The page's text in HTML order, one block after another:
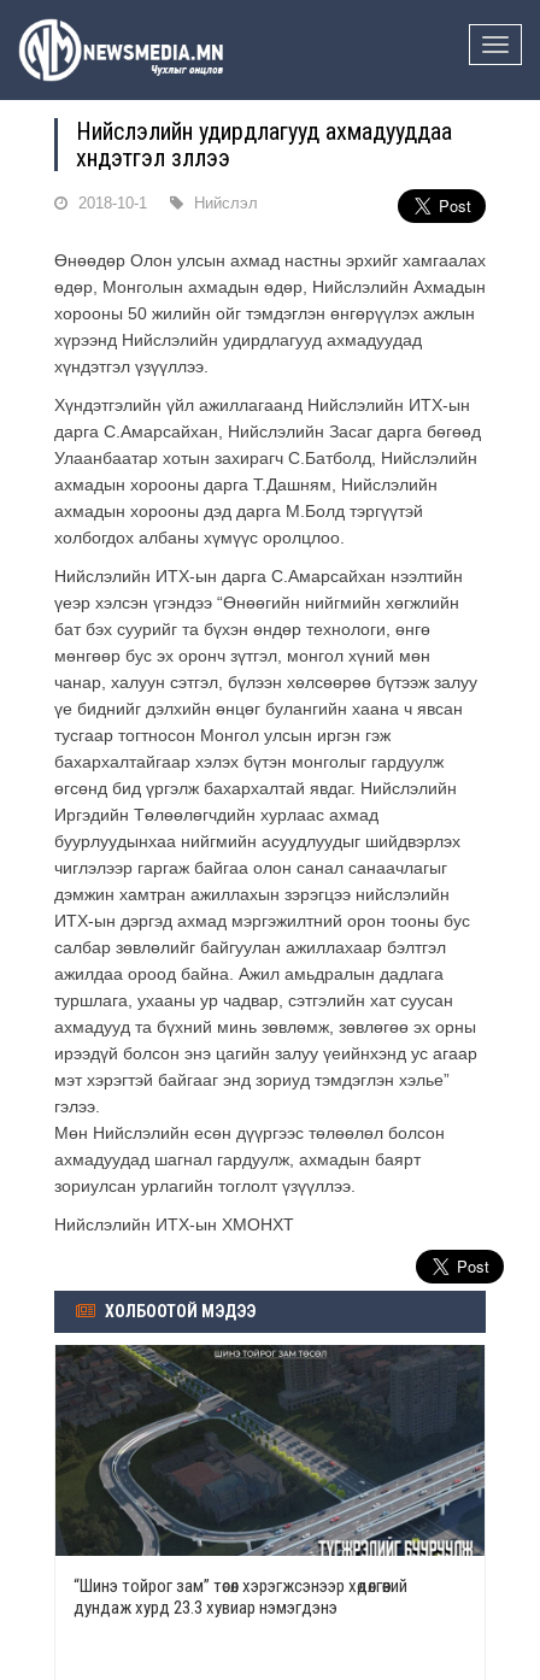
Toggle
Нийслэлийн удирдлагууд ахмадууддаа
хүндэтгэл үзүүллээ
2018-10-1 Нийслэл
Өнөөдөр Олон улсын ахмад настны эрхийг хамгаалах
өдөр, Монголын ахмадын өдөр, Нийслэлийн Ахмадын
хорооны 50 жилийн ойг тэмдэглэн өнгөрүүлэх ажлын
хүрээнд Нийслэлийн удирдлагууд ахмадуудад
хүндэтгэл үзүүллээ.
Хүндэтгэлийн үйл ажиллагаанд Нийслэлийн ИТХ-ын
дарга С.Амарсайхан, Нийслэлийн Засаг дарга бөгөөд
Улаанбаатар хотын захирагч С.Батболд, Нийслэлийн
ахмадын хорооны дарга Т.Дашням, Нийслэлийн
ахмадын хорооны дэд дарга М.Болд тэргүүтэй
холбогдох албаны хүмүүс оролцлоо.
Нийслэлийн ИТХ-ын дарга С.Амарсайхан нээлтийн
үеэр хэлсэн үгэндээ “Өнөөгийн нийгмийн хөгжлийн
бат бэх суурийг та бүхэн өндөр технологи, өнгө
мөнгөөр бус эх оронч зүтгэл, монгол хүний мөн
чанар, халуун сэтгэл, бүлээн хөлсөөрөө бүтээж залуу
үе биднийг дэлхийн өнцөг булангийн хаана ч явсан
тусгаар тогтносон Монгол улсын иргэн гэж
бахархалтайгаар хэлэх бүтэн монголыг гардуулж
өгсөнд бид үргэлж бахархалтай явдаг. Нийслэлийн
Иргэдийн Төлөөлөгчдийн хурлаас ахмад
буурлуудынхаа нийгмийн асуудлуудыг шийдвэрлэх
чиглэлээр гаргаж байгаа олон санал санаачлагыг
дэмжин хамтран ажиллахын зэрэгцээ нийслэлийн
ИТХ-ын дэргэд ахмад мэргэжилтний орон тооны бус
салбар зөвлөлийг байгуулан ажиллахаар бэлтгэл
ажилдаа ороод байна. Ажил амьдралын дадлага
туршлага, ухааны ур чадвар, сэтгэлийн хат суусан
ахмадууд та бүхний минь зөвлөмж, зөвлөгөө эх орны
ирээдүй болсон энэ цагийн залуу үеийнхэнд ус агаар
мэт хэрэгтэй байгааг энд зориуд тэмдэглэн хэлье”
гэлээ.
Мөн Нийслэлийн есөн дүүргээс төлөөлөл болсон
ахмадуудад шагнал гардуулж, ахмадын баярт
зориулсан урлагийн тоглолт үзүүллээ.
Нийслэлийн ИТХ-ын ХМОНХТ
ХОЛБООТОЙ МЭДЭЭ
“Шинэ тойрог зам” төсөл хэрэгжсэнээр хөдөлгөөний
дундаж хурд 23.3 хувиар нэмэгдэнэ